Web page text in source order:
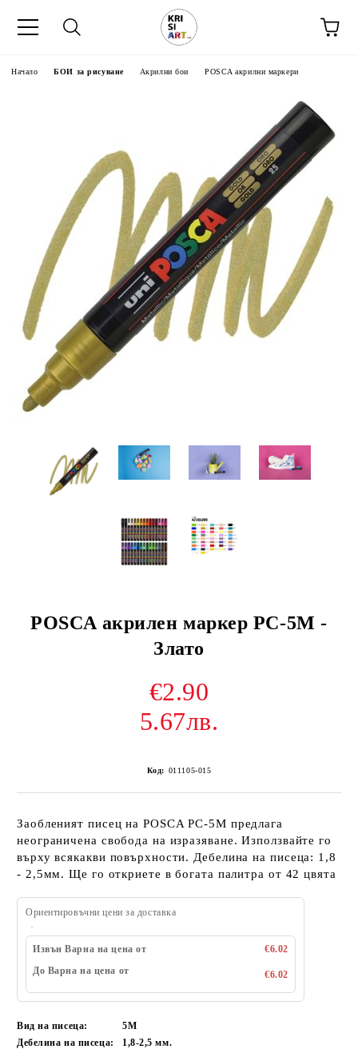
Начало БОИ за рисуване Акрилни бои POSCA акрилни маркери
POSCA акрилен маркер PC-5M -
Злато
€2.90
5.67лв.
Код: 011105-015
Заобленият писец на POSCA PC-5M предлага
неограничена свобода на изразяване. Използвайте го
върху всякакви повърхности. Дебелина на писеца: 1,8
- 2,5мм. Ще го откриете в богата палитра от 42 цвята
Ориентировъчни цени за доставка
Извън Варна на цена от
€6.02
До Варна на цена от
€6.02
Вид на писеца:
5M
Дебелина на писеца:
1,8-2,5 мм.